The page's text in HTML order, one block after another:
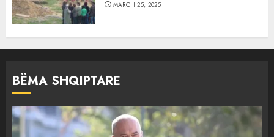
MARCH 25, 2025
BËMA SHQIPTARE